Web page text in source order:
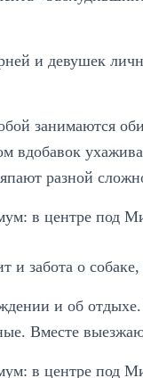
и девушек
занимаются
вдобавок
разной
и забота о
и об
Вместе